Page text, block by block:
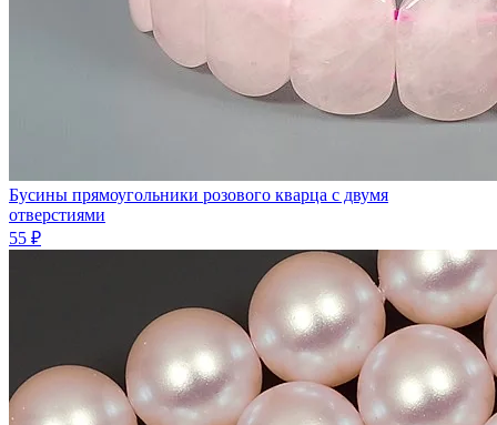
Бусины прямоугольники розового кварца с двумя
отверстиями
55 ₽